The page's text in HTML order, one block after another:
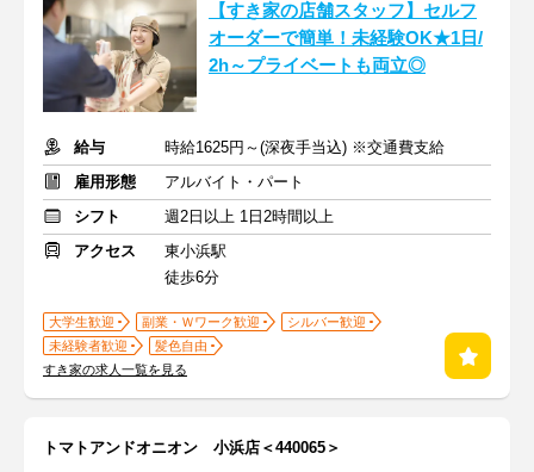
【すき家の店舗スタッフ】セルフ
オーダーで簡単！未経験OK★1日/
2h～プライベートも両立◎
給与
時給1625円～(深夜手当込) ※交通費支給
雇用形態
アルバイト・パート
シフト
週2日以上 1日2時間以上
アクセス
東小浜駅
徒歩6分
大学生歓迎 副業・Ｗワーク歓迎
シルバー歓迎
未経験者歓迎
髪色自由
すき家の求人一覧を見る
トマトアンドオニオン 小浜店＜440065＞